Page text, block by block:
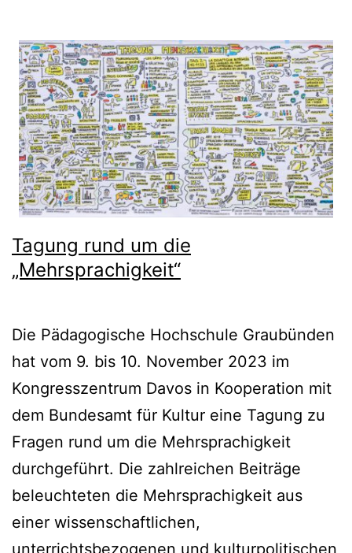
Tagung rund um die
„Mehrsprachigkeit“
Die Pädagogische Hochschule Graubünden
hat vom 9. bis 10. November 2023 im
Kongresszentrum Davos in Kooperation mit
dem Bundesamt für Kultur eine Tagung zu
Fragen rund um die Mehrsprachigkeit
durchgeführt. Die zahlreichen Beiträge
beleuchteten die Mehrsprachigkeit aus
einer wissenschaftlichen,
unterrichtsbezogenen und kulturpolitischen